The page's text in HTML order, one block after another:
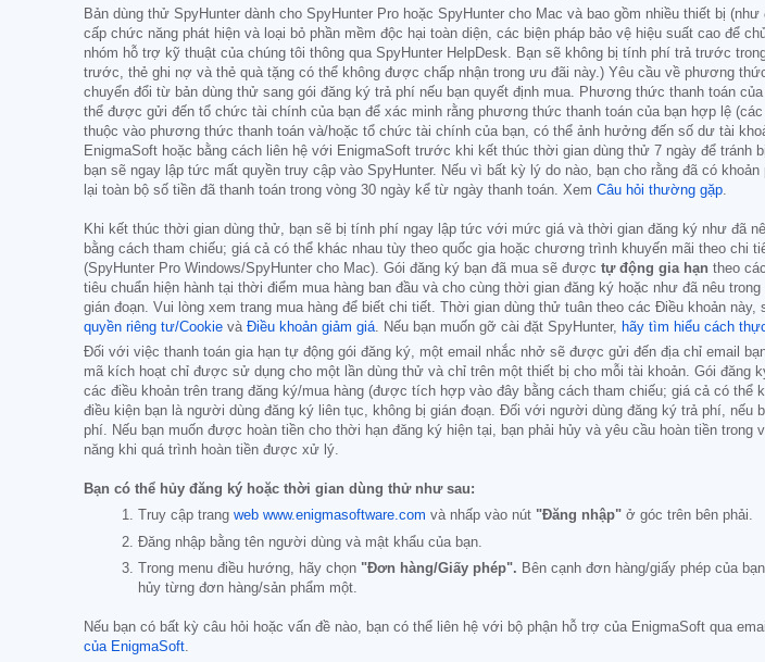
Bản dùng thử SpyHunter dành cho SpyHunter Pro hoặc SpyHunter cho Mac và bao gồm nhiều thiết bị
cấp chức năng phát hiện và loại bỏ phần mềm độc hại toàn diện, các biện pháp bảo vệ hiệu suất cao để
nhóm hỗ trợ kỹ thuật của chúng tôi thông qua SpyHunter HelpDesk. Bạn sẽ không bị tính phí trả trước
trước, thẻ ghi nợ và thẻ quà tặng có thể không được chấp nhận trong ưu đãi này.) Yêu cầu về phương
chuyển đổi từ bản dùng thử sang gói đăng ký trả phí nếu bạn quyết định mua. Phương thức thanh toán
thể được gửi đến tổ chức tài chính của bạn để xác minh rằng phương thức thanh toán của bạn hợp lệ
thuộc vào phương thức thanh toán và/hoặc tổ chức tài chính của bạn, có thể ảnh hưởng đến số dư tài
EnigmaSoft hoặc bằng cách liên hệ với EnigmaSoft trước khi kết thúc thời gian dùng thử 7 ngày để
bạn sẽ ngay lập tức mất quyền truy cập vào SpyHunter. Nếu vì bất kỳ lý do nào, bạn cho rằng đã có
lại toàn bộ số tiền đã thanh toán trong vòng 30 ngày kể từ ngày thanh toán. Xem Câu hỏi thường gặp.
Khi kết thúc thời gian dùng thử, bạn sẽ bị tính phí ngay lập tức với mức giá và thời gian đăng ký như đã
bằng cách tham chiếu; giá cả có thể khác nhau tùy theo quốc gia hoặc chương trình khuyến mãi theo chi
(SpyHunter Pro Windows/SpyHunter cho Mac). Gói đăng ký bạn đã mua sẽ được tự động gia hạn theo
tiêu chuẩn hiện hành tại thời điểm mua hàng ban đầu và cho cùng thời gian đăng ký hoặc như đã nêu
gián đoạn. Vui lòng xem trang mua hàng để biết chi tiết. Thời gian dùng thử tuân theo các Điều khoản này,
quyền riêng tư/Cookie và Điều khoản giảm giá. Nếu bạn muốn gỡ cài đặt SpyHunter, hãy tìm hiểu cách
Đối với việc thanh toán gia hạn tự động gói đăng ký, một email nhắc nhở sẽ được gửi đến địa chỉ email
mã kích hoạt chỉ được sử dụng cho một lần dùng thử và chỉ trên một thiết bị cho mỗi tài khoản. Gói
các điều khoản trên trang đăng ký/mua hàng (được tích hợp vào đây bằng cách tham chiếu; giá cả có
điều kiện bạn là người dùng đăng ký liên tục, không bị gián đoạn. Đối với người dùng đăng ký trả phí,
phí. Nếu bạn muốn được hoàn tiền cho thời hạn đăng ký hiện tại, bạn phải hủy và yêu cầu hoàn tiền
năng khi quá trình hoàn tiền được xử lý.
Bạn có thể hủy đăng ký hoặc thời gian dùng thử như sau:
Truy cập trang web www.enigmasoftware.com và nhấp vào nút "Đăng nhập" ở góc trên bên phải.
Đăng nhập bằng tên người dùng và mật khẩu của bạn.
Trong menu điều hướng, hãy chọn "Đơn hàng/Giấy phép". Bên cạnh đơn hàng/giấy phép của
hủy từng đơn hàng/sản phẩm một.
Nếu bạn có bất kỳ câu hỏi hoặc vấn đề nào, bạn có thể liên hệ với bộ phận hỗ trợ của EnigmaSoft qua
của EnigmaSoft